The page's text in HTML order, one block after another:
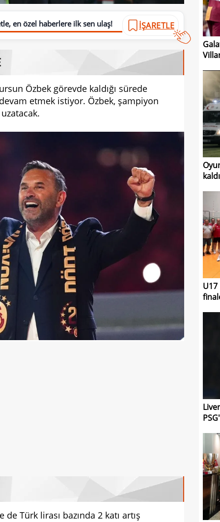
en özel haberlere ilk sen ulaş! İŞARETLE
Özbek görevde kaldığı sürede
etmek istiyor. Özbek, şampiyon
uzatacak.
Türk lirası bazında 2 katı artış
U17